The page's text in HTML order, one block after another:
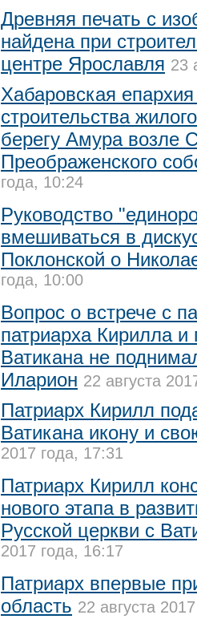
Древняя печать с
найдена при
центре Ярославля 23
Хабаровская
строительства
берегу Амура возле
Преображенского
года, 10:24
Руководство
вмешиваться в
Поклонской о
года, 10:00
Вопрос о встрече с
патриарха Кирилла и
Ватикана не
Иларион 22 августа
Патриарх Кирилл
Ватикана икону и
2017 года, 17:31
Патриарх Кирилл
нового этапа в
Русской церкви с
2017 года, 16:17
Патриарх впервые
область 22 августа